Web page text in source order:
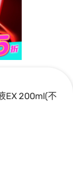
EX 200ml(不